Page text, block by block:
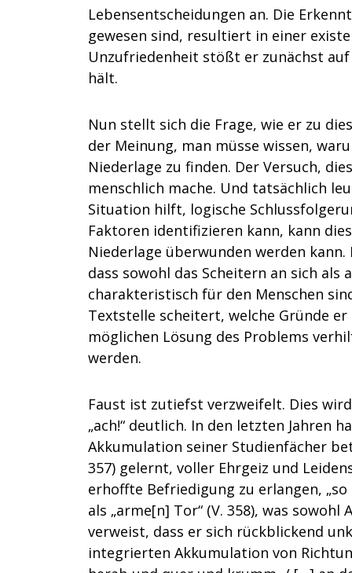
Lebensentscheidungen an. Die
gewesen sind, resultiert in einer
Unzufriedenheit stößt er zunächst
hält.
Nun stellt sich die Frage, wie er zu
der Meinung, man müsse wissen,
Niederlage zu finden. Der Versuch,
menschlich mache. Und tatsächlich
Situation hilft, logische
Faktoren identifizieren kann, kann
Niederlage überwunden werden
dass sowohl das Scheitern an sich
charakteristisch für den Menschen
Textstelle scheitert, welche Gründe
möglichen Lösung des Problems
werden.
Faust ist zutiefst verzweifelt. Dies
„ach!“ deutlich. In den letzten Jahren
Akkumulation seiner Studienfächer
357) gelernt, voller Ehrgeiz und
erhoffte Befriedigung zu erlangen,
als „arme[n] Tor“ (V. 358), was
verweist, dass er sich rückblickend
integrierten Akkumulation von